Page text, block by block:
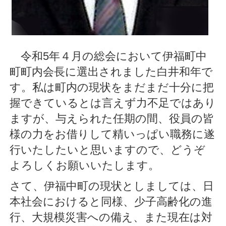
令和5年４月の総会において伊福町中
町町内会長に選出されました白井和年で
す。私は町内の現状をまだまだ十分に把
握できているとは言えず力不足ではあり
ますが、与えられた任期の間、役員の皆
様の力をお借りして精いっぱい職務に遂
行いたしたいと思いますので、どうぞ
よろしくお願いいたします。
さて、伊福中町の現状としましては、日
本社会におけると同様、少子高齢化の進
行、大規模災害への備え、また現在は対